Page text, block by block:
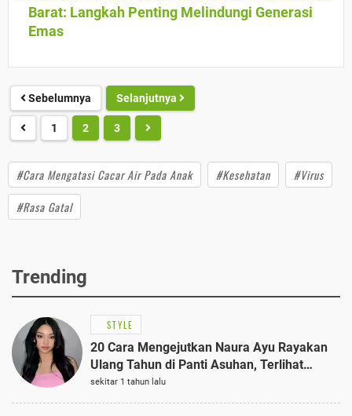
Barat: Langkah Penting Melindungi Generasi
Emas
Sebelumnya Selanjutnya
1 2 3
#Cara Mengatasi Cacar Air Pada Anak #Kesehatan
#Virus
#Rasa Gatal
Trending
STYLE
20 Cara Mengejutkan Naura Ayu Rayakan
Ulang Tahun di Panti Asuhan, Terlihat
Anggun dengan Kaftan Cokelat
sekitar 1 tahun lalu